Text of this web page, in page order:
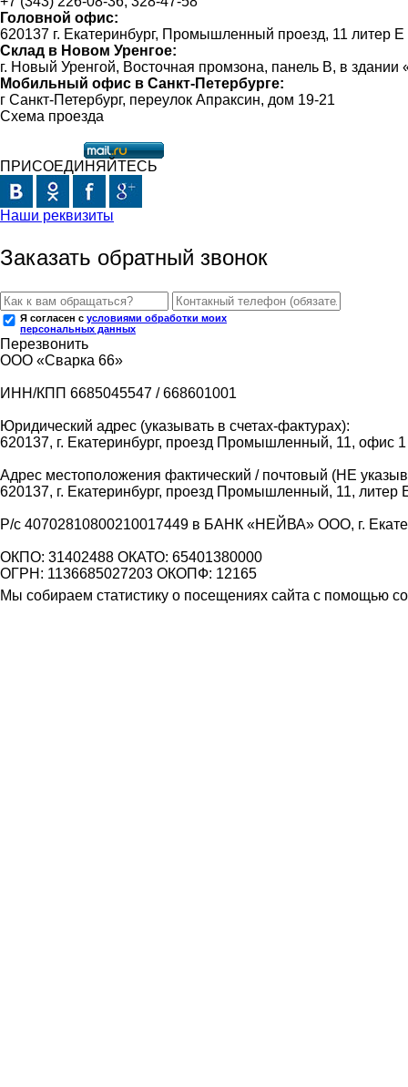
Головной офис:
620137 г. Екатеринбург, Промышленный проезд, 11 литер Е
Склад в Новом Уренгое:
г. Новый Уренгой, Восточная промзона, панель В, в
Мобильный офис в Санкт-Петербурге:
г Санкт-Петербург, переулок Апраксин, дом 19-21
Схема проезда
ПРИСОЕДИНЯЙТЕСЬ
Наши реквизиты
Заказать обратный звонок
Я согласен с условиями обработки моих
персональных данных
Перезвонить
ООО «Сварка 66»
ИНН/КПП 6685045547 / 668601001
Юридический адрес (указывать в счетах-фактурах):
620137, г. Екатеринбург, проезд Промышленный, 11, офис 1
Адрес местоположения фактический / почтовый (НЕ
620137, г. Екатеринбург, проезд Промышленный, 11, литер
Р/с 40702810800210017449 в БАНК «НЕЙВА» ООО, г.
ОКПО: 31402488 ОКАТО: 65401380000
ОГРН: 1136685027203 ОКОПФ: 12165
Мы собираем статистику о посещениях сайта с помощью